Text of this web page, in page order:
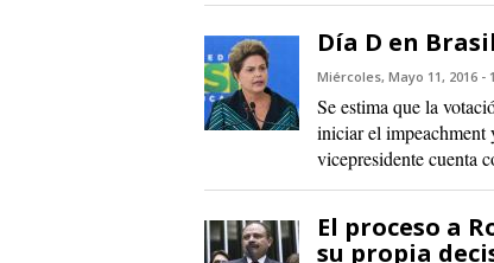
Día D en
Miércoles, Mayo 11, 2016 -
Se estima que la
iniciar el impeachment
vicepresidente cuenta
El proceso a
su propia